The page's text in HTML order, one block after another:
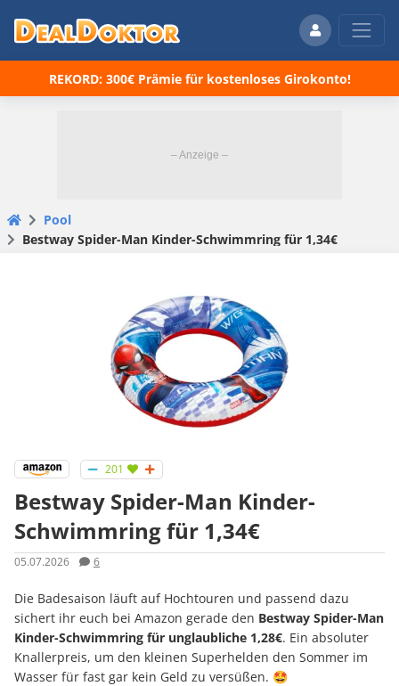
REKORD: 300€ Prämie für kostenloses Girokonto!
Pool
Bestway Spider-Man Kinder-Schwimmring für 1,34€
201
Bestway Spider-Man Kinder-
Schwimmring für 1,34€
05.07.2026 6
Die Badesaison läuft auf Hochtouren und passend dazu
sichert ihr euch bei Amazon gerade den Bestway Spider-Man
Kinder-Schwimmring für unglaubliche 1,28€. Ein absoluter
Knallerpreis, um den kleinen Superhelden den Sommer im
Wasser für fast gar kein Geld zu versüßen. 🤩